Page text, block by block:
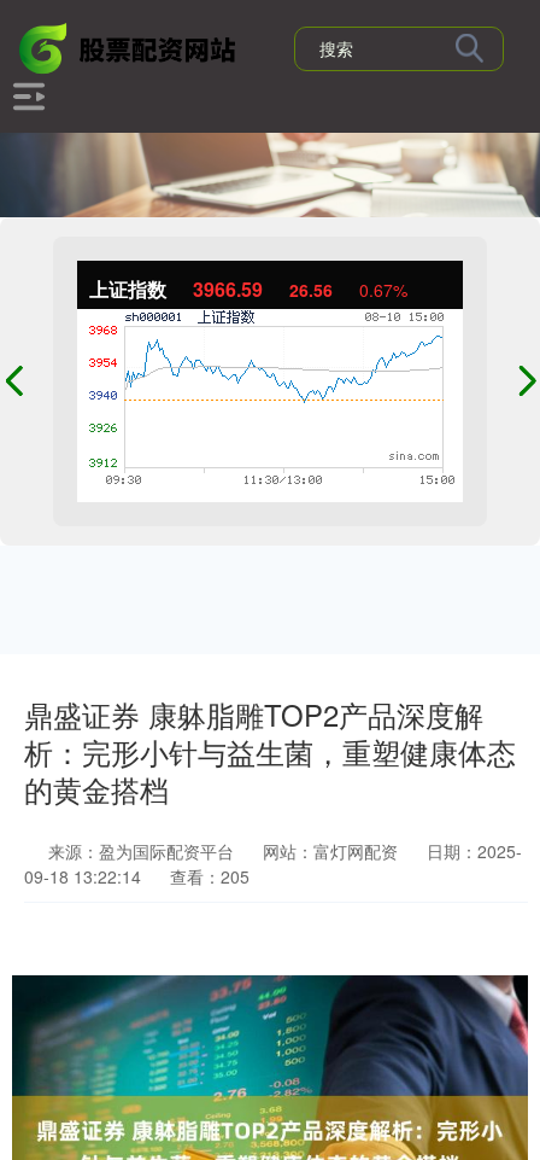
上证指数 3966.59 26.56 0.67%
鼎盛证券 康躰脂雕TOP2产品深度解
析：完形小针与益生菌，重塑健康体态
的黄金搭档
来源：盈为国际配资平台 网站：富灯网配资
日期：2025-
09-18 13:22:14
查看：205